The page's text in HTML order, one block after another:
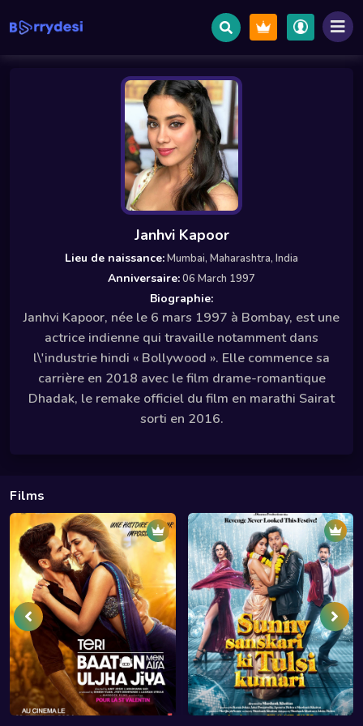
Janhvi Kapoor
Lieu de naissance:Mumbai, Maharashtra, India
Anniversaire:06 March 1997
Biographie:
Janhvi Kapoor, née le 6 mars 1997 à Bombay, est une
actrice indienne qui travaille notamment dans
l\'industrie hindi « Bollywood ». Elle commence sa
carrière en 2018 avec le film drame-romantique
Dhadak, le remake officiel du film en marathi Sairat
sorti en 2016.
Films